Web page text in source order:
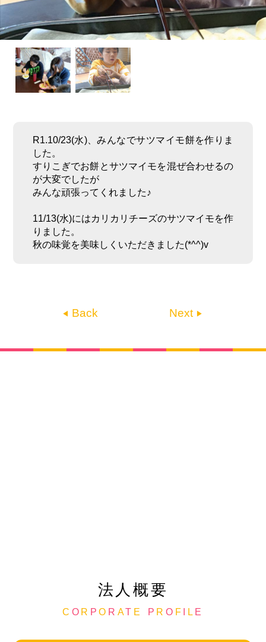
R1.10/23(水)、みんなでサツマイモ餅を作りま
した。
すりこぎでお餅とサツマイモを混ぜ合わせるの
が大変でしたが
みんな頑張ってくれました♪
11/13(水)にはカリカリチーズのサツマイモを作
りました。
秋の味覚を美味しくいただきました(*^^)v
Back Next
法人概要
C O R PO R AT E P RO F I L E